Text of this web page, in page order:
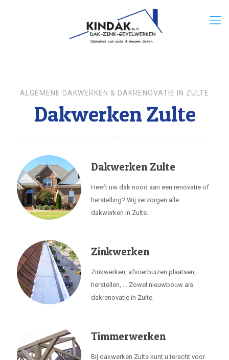
ALGEMENE DAKWERKEN & DAKRENOVATIE IN ZULTE
Dakwerken Zulte
Dakwerken Zulte
Heeft uw dak nood aan een renovatie of
herstelling? Wij verzorgen alle
dakwerken in Zulte.
Zinkwerken
Zinkwerken, afvoerbuizen plaatsen,
herstellen, ... Zowel nieuwbouw als
dakrenovatie in Zulte.
Timmerwerken
Bij dakwerken Zulte kunt u terecht voor